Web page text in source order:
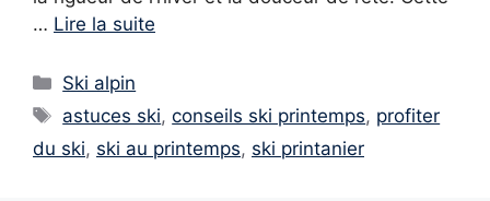
… Lire la suite
Catégories
Ski alpin
Étiquettes
astuces ski,conseils ski printemps, profiter
du ski, ski au printemps, ski printanier